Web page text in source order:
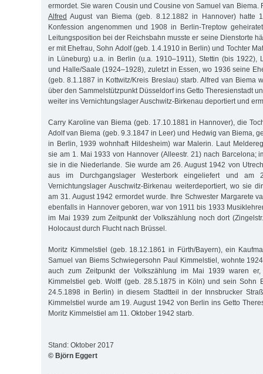
ermordet. Sie waren Cousin und Cousine von Samuel van Biema.
Alfred August van Biema (geb. 8.12.1882 in Hannover) hatte
Konfession angenommen und 1908 in Berlin-Treptow
Leitungsposition bei der Reichsbahn musste er seine Dienstorte
er mit Ehefrau, Sohn Adolf (geb. 1.4.1910 in Berlin) und Tochter
in Lüneburg) u.a. in Berlin (u.a. 1910–1911), Stettin (bis 1922),
und Halle/Saale (1924–1928), zuletzt in Essen, wo 1936 seine
(geb. 8.1.1887 in Kottwitz/Kreis Breslau) starb. Alfred van Biema
über den Sammelstützpunkt Düsseldorf ins Getto Theresienstadt
weiter ins Vernichtungslager Auschwitz-Birkenau deportiert und
Carry Karoline van Biema (geb. 17.10.1881 in Hannover), die
Adolf van Biema (geb. 9.3.1847 in Leer) und Hedwig van Biema,
in Berlin, 1939 wohnhaft Hildesheim) war Malerin. Laut
sie am 1. Mai 1933 von Hannover (Alleestr. 21) nach Barcelona;
sie in die Niederlande. Sie wurde am 26. August 1942 von
aus im Durchgangslager Westerbork eingeliefert und am
Vernichtungslager Auschwitz-Birkenau weiterdeportiert, wo sie
am 31. August 1942 ermordet wurde. Ihre Schwester Margarete
ebenfalls in Hannover geboren, war von 1911 bis 1933
im Mai 1939 zum Zeitpunkt der Volkszählung noch dort
Holocaust durch Flucht nach Brüssel.
Moritz Kimmelstiel (geb. 18.12.1861 in Fürth/Bayern), ein
Samuel van Biems Schwiegersohn Paul Kimmelstiel, wohnte
auch zum Zeitpunkt der Volkszählung im Mai 1939 waren
Kimmelstiel geb. Wolff (geb. 28.5.1875 in Köln) und sein Sohn
24.5.1898 in Berlin) in diesem Stadtteil in der Innsbrucker
Kimmelstiel wurde am 19. August 1942 von Berlin ins Getto
Moritz Kimmelstiel am 11. Oktober 1942 starb.
Stand: Oktober 2017
© Björn Eggert